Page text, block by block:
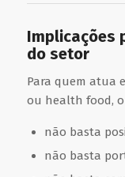
Implicações
do setor
Para quem atua
ou health food, o
não basta
não basta